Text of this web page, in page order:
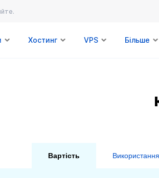
Хостинг VPS Більше
Вартість